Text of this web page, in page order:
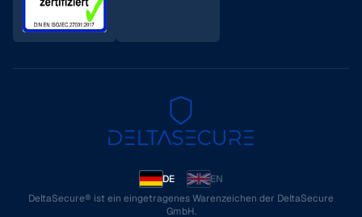
DE
EN
DeltaSecure® ist ein eingetragenes Warenzeichen der DeltaSecure
GmbH.